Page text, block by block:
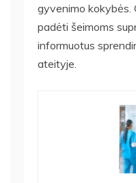
gyvenimo kokybės.
padėti šeimoms
informuotus
ateityje.